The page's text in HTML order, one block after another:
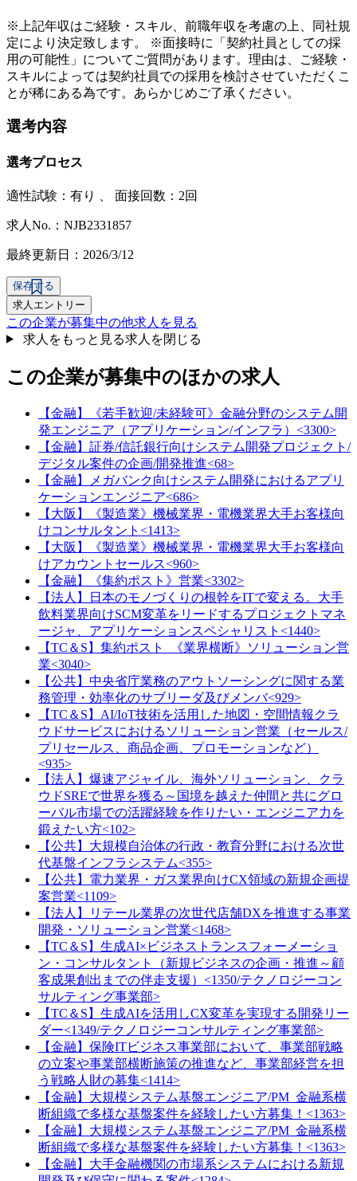
※上記年収はご経験・スキル、前職年収を考慮の上、同社規
定により決定致します。 ※面接時に「契約社員としての採
用の可能性」についてご質問があります。理由は、ご経験・
スキルによっては契約社員での採用を検討させていただくこ
とが稀にある為です。あらかじめご了承ください。
選考内容
選考プロセス
適性試験： 有り 面接回数：2回
求人No.：NJB2331857
最終更新日：2026/3/12
保存する
求人エントリー
この企業が募集中の他求人を見る
求人をもっと見る求人を閉じる
この企業が募集中のほかの求人
【金融】《若手歓迎/未経験可》金融分野のシステム開
発エンジニア（アプリケーション/インフラ）<3300>
【金融】証券/信託銀行向けシステム開発プロジェクト/
デジタル案件の企画/開発推進<68>
【金融】メガバンク向けシステム開発におけるアプリ
ケーションエンジニア<686>
【大阪】《製造業》機械業界・電機業界大手お客様向
けコンサルタント<1413>
【大阪】《製造業》機械業界・電機業界大手お客様向
けアカウントセールス<960>
【金融】《集約ポスト》営業<3302>
【法人】日本のモノづくりの根幹をITで変える。大手
飲料業界向けSCM変革をリードするプロジェクトマネ
ージャ、アプリケーションスペシャリスト<1440>
【TC＆S】集約ポスト_《業界横断》ソリューション営
業<3040>
【公共】中央省庁業務のアウトソーシングに関する業
務管理・効率化のサブリーダ及びメンバ<929>
【TC＆S】AI/IoT技術を活用した地図・空間情報クラ
ウドサービスにおけるソリューション営業（セールス/
プリセールス、商品企画、プロモーションなど）
<935>
【法人】爆速アジャイル、海外ソリューション、クラ
ウドSREで世界を獲る～国境を越えた仲間と共にグロ
ーバル市場での活躍経験を作りたい・エンジニア力を
鍛えたい方<102>
【公共】大規模自治体の行政・教育分野における次世
代基盤インフラシステム<355>
【公共】電力業界・ガス業界向けCX領域の新規企画提
案営業<1109>
【法人】リテール業界の次世代店舗DXを推進する事業
開発・ソリューション営業<1468>
【TC＆S】生成AI×ビジネストランスフォーメーショ
ン・コンサルタント（新規ビジネスの企画・推進～顧
客成果創出までの伴走支援）<1350/テクノロジーコン
サルティング事業部>
【TC＆S】生成AIを活用しCX変革を実現する開発リー
ダー<1349/テクノロジーコンサルティング事業部>
【金融】保険ITビジネス事業部において、事業部戦略
の立案や事業部横断施策の推進など、事業部経営を担
う戦略人財の募集<1414>
【金融】大規模システム基盤エンジニア/PM_金融系横
断組織で多様な基盤案件を経験したい方募集！<1363>
【金融】大規模システム基盤エンジニア/PM_金融系横
断組織で多様な基盤案件を経験したい方募集！<1363>
【金融】大手金融機関の市場系システムにおける新規